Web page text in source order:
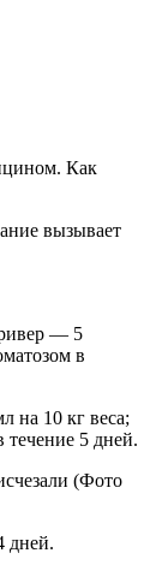
Как
вызывает
— 5
в
на 10 кг веса;
5 дней.
(Фото
дней.